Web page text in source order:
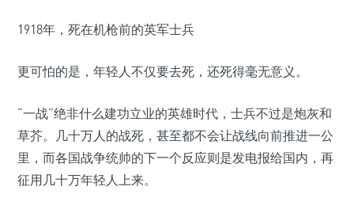
1918年，死在机枪前的英军士兵
更可怕的是，年轻人不仅要去死，还死得毫无意义。
“一战”绝非什么建功立业的英雄时代，士兵不过是炮灰和
草芥。几十万人的战死，甚至都不会让战线向前推进一公
里，而各国战争统帅的下一个反应则是发电报给国内，再
征用几十万年轻人上来。